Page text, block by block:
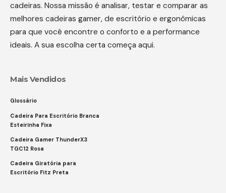
cadeiras. Nossa missão é analisar, testar e comparar as
melhores cadeiras gamer, de escritório e ergonômicas
para que você encontre o conforto e a performance
ideais. A sua escolha certa começa aqui.
Mais Vendidos
Glossário
Cadeira Para Escritório Branca
Esteirinha Fixa
Cadeira Gamer ThunderX3
TGC12 Rosa
Cadeira Giratória para
Escritório Fitz Preta